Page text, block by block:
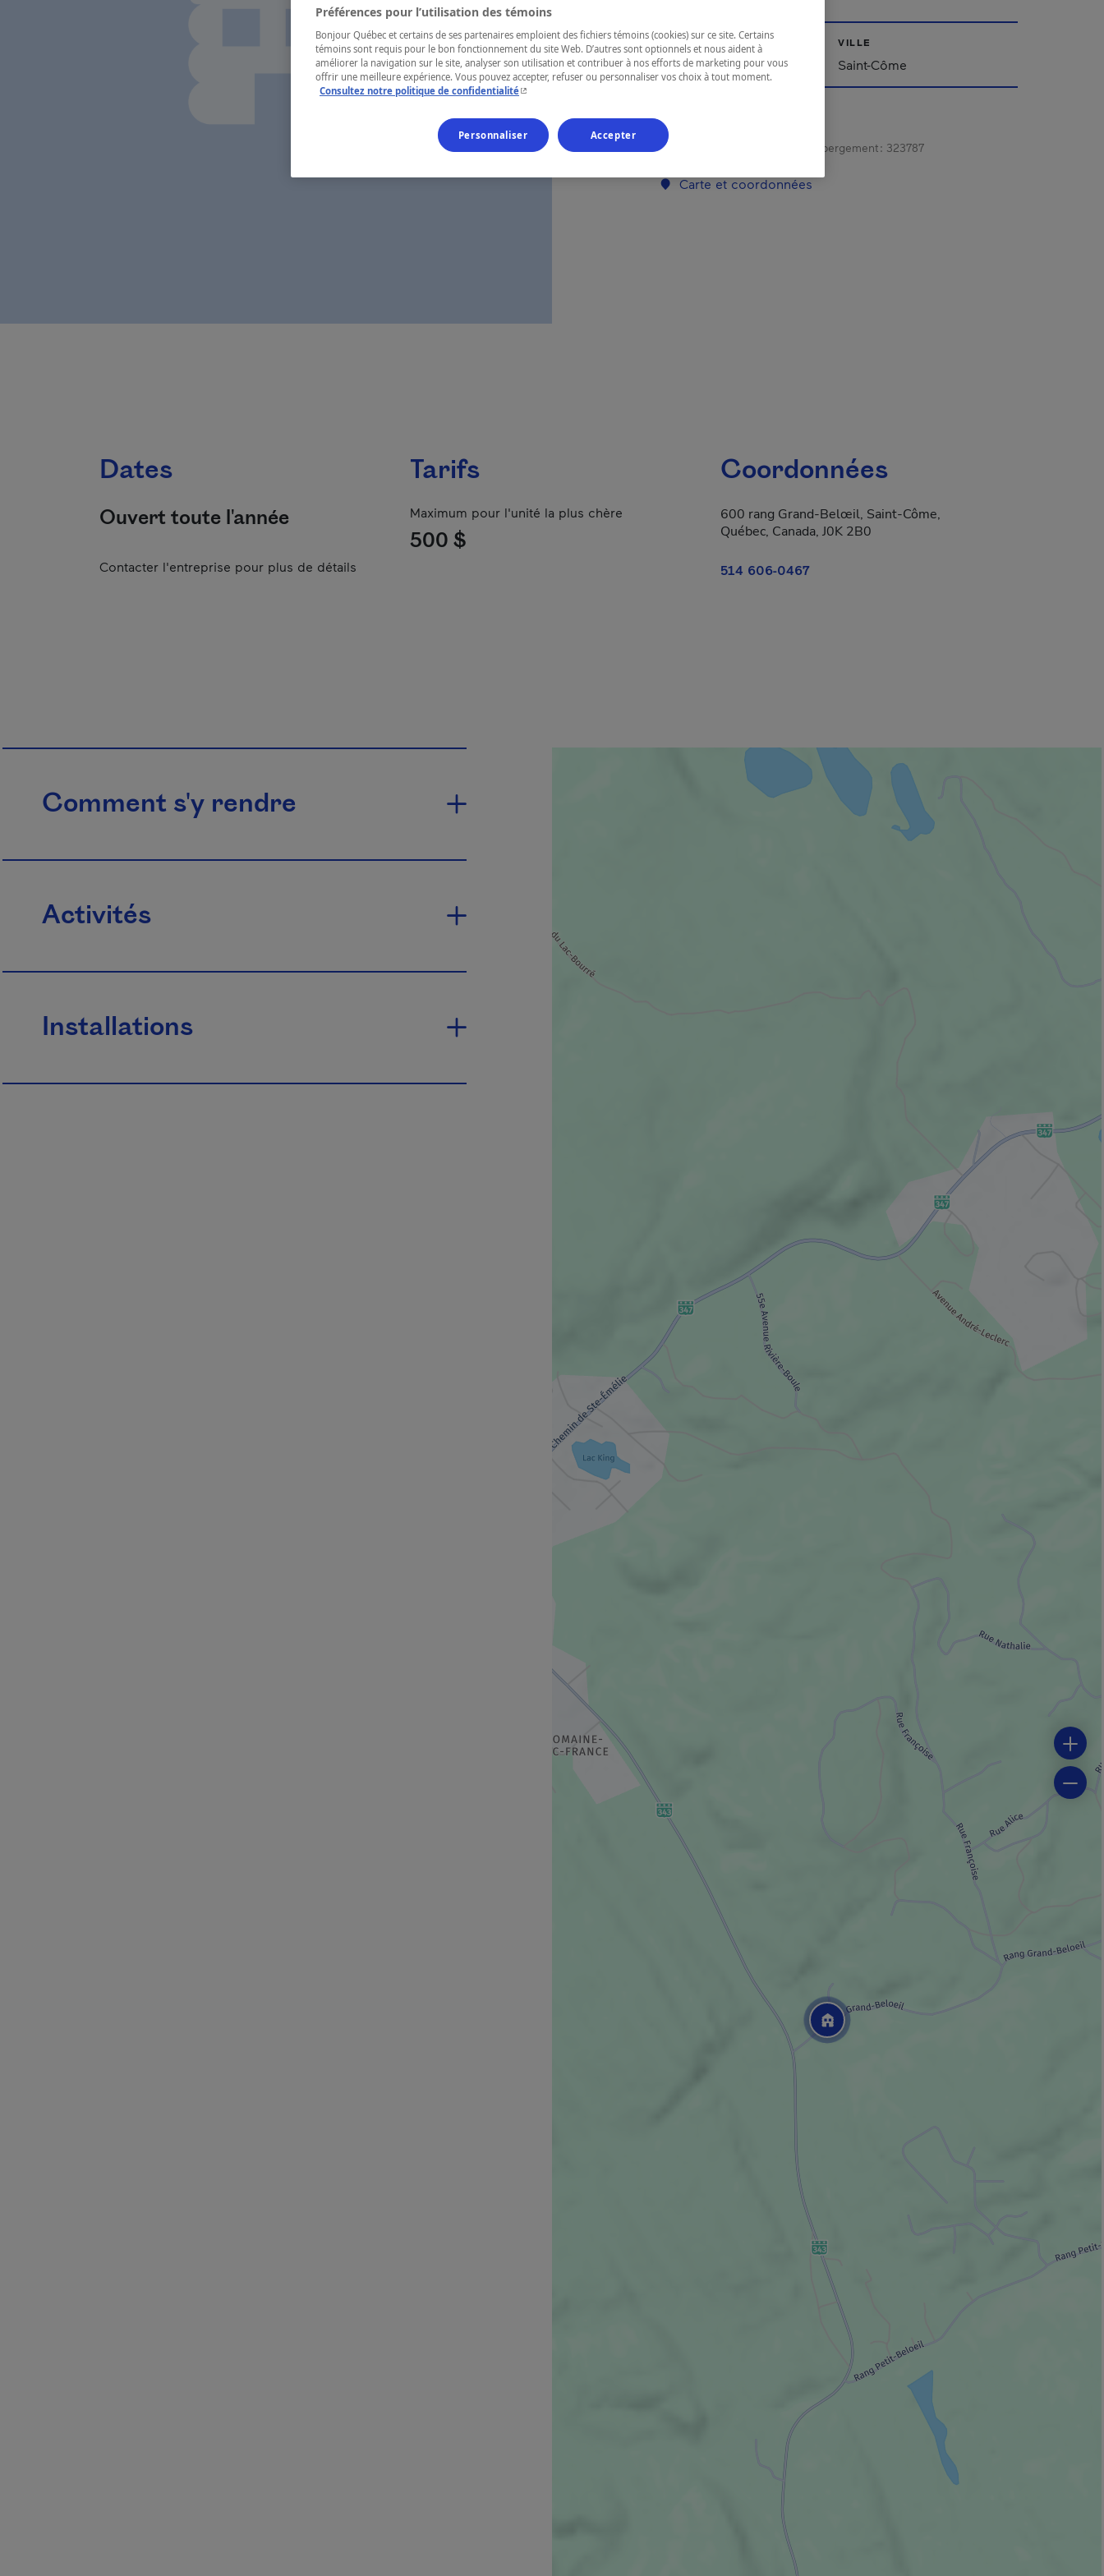
RÉGION
Lanaudière
VILLE
Saint-Côme
Numéro d’enregistrement d’hébergement : 323787
Carte et coordonnées
Dates
Ouvert toute l'année
Contacter l'entreprise pour plus de détails
Tarifs
Maximum pour l'unité la plus chère
500 $
Coordonnées
600 rang Grand-Belœil, Saint-Côme,
Québec, Canada, J0K 2B0
514 606-0467
Comment s'y rendre
Activités
Installations
Préférences pour l’utilisation des témoins
Bonjour Québec et certains de ses partenaires emploient des fichiers témoins (cookies) sur ce site. Certains
témoins sont requis pour le bon fonctionnement du site Web. D’autres sont optionnels et nous aident à
améliorer la navigation sur le site, analyser son utilisation et contribuer à nos efforts de marketing pour vous
offrir une meilleure expérience. Vous pouvez accepter, refuser ou personnaliser vos choix à tout moment.
Consultez notre politique de confidentialité- Cet hyperlien s'ouvrira dans une nouvelle fenêtre.
Personnaliser Accepter